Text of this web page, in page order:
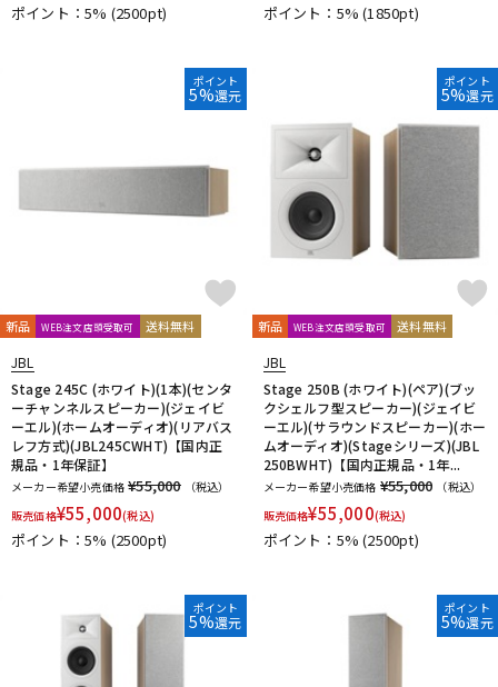
ポイント：5% (2500pt) ポイント：5%(1850pt)
ポイント
5%還元
新品 WEB注文店頭受取可 送料無料
JBL
Stage 245C (ホワイト)(1本)(センタ
ーチャンネルスピーカー)(ジェイビ
ーエル)(ホームオーディオ)(リアバス
レフ方式)(JBL245CWHT)【国内正
規品・1年保証】
メーカー希望小売価格 ¥55,000
（税込）
販売価格¥55,000(税込)
ポイント：5% (2500pt)
ポイント
5%還元
新品 WEB注文店頭受取可 送料無料
JBL
Stage 250B (ホワイト)(ペア)(ブッ
クシェルフ型スピーカー)(ジェイビ
ーエル)(サラウンドスピーカー)(ホー
ムオーディオ)(Stageシリーズ)(JBL
250BWHT)【国内正規品・1年...
メーカー希望小売価格 ¥55,000
（税込）
販売価格¥55,000(税込)
ポイント：5%(2500pt)
ポイント
5%還元
ポイント
5%還元